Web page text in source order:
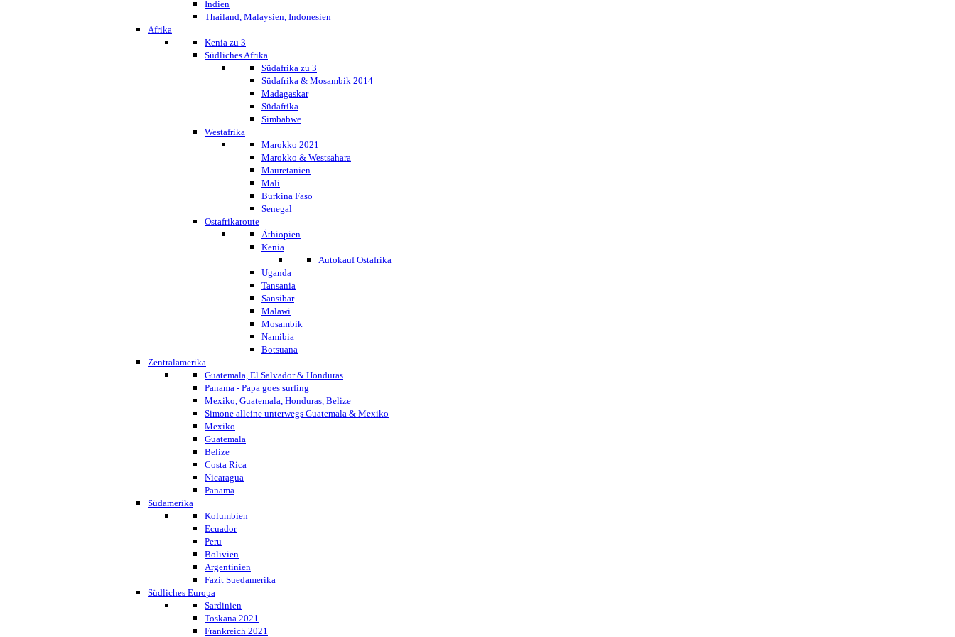
Indien
Thailand, Malaysien, Indonesien
Afrika
Kenia zu 3
Südliches Afrika
Südafrika zu 3
Südafrika & Mosambik 2014
Madagaskar
Südafrika
Simbabwe
Westafrika
Marokko 2021
Marokko & Westsahara
Mauretanien
Mali
Burkina Faso
Senegal
Ostafrikaroute
Äthiopien
Kenia
Autokauf Ostafrika
Uganda
Tansania
Sansibar
Malawi
Mosambik
Namibia
Botsuana
Zentralamerika
Guatemala, El Salvador & Honduras
Panama - Papa goes surfing
Mexiko, Guatemala, Honduras, Belize
Simone alleine unterwegs Guatemala & Mexiko
Mexiko
Guatemala
Belize
Costa Rica
Nicaragua
Panama
Südamerika
Kolumbien
Ecuador
Peru
Bolivien
Argentinien
Fazit Suedamerika
Südliches Europa
Sardinien
Toskana 2021
Frankreich 2021